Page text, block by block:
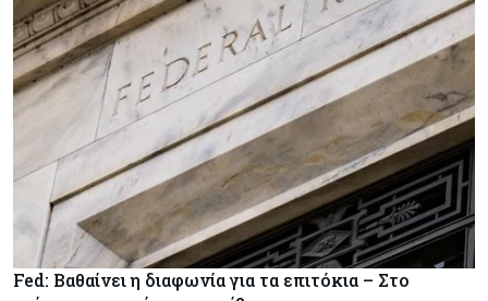
Fed: Βαθαίνει η διαφωνία για τα επιτόκια – Στο